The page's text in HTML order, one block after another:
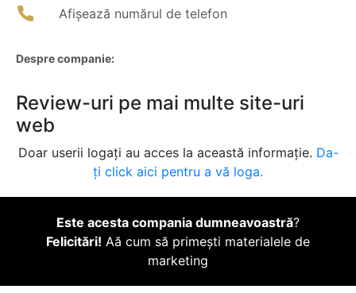
Afișează numărul de telefon
Despre companie:
Review-uri pe mai multe site-uri
web
Doar userii logați au acces la această informație. Da-
ți click aici pentru a vă loga.
Este acesta compania dumneavoastră?
Felicitări! Aă cum să primești materialele de
marketing